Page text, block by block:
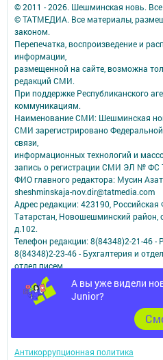
А вы уже видели
Junior?
© 2011 - 2026. Шешминская новь.
© ТАТМЕДИА. Все материалы,
законом.
Перепечатка, воспроизведение и
информации,
размещенной на сайте, возможна
редакций СМИ.
При поддержке Республиканского
коммуникациям.
Наименование СМИ: Шешминская
СМИ зарегистрировано
связи,
информационных технологий и
запись о регистрации СМИ ЭЛ № ФС
ФИО главного редактора: Мусин
sheshminskaja-nov.dir@tatmedia.com
Адрес редакции: 423190, Российская
Татарстан, Новошешминский район,
д.102.
Телефон редакции: 8(84348)2-21-46 -
8(84348)2-23-46 - Бухгалтерия и
отдел писем
Электронная почта редакции:
Электронная почта филиала для
sheshminskaja-nov.dir@tatmedia.com
sheshminskaja-nov@tatmedia.com
Учредитель СМИ: АО «ТАТМЕДИА»
Антикоррупционная политика